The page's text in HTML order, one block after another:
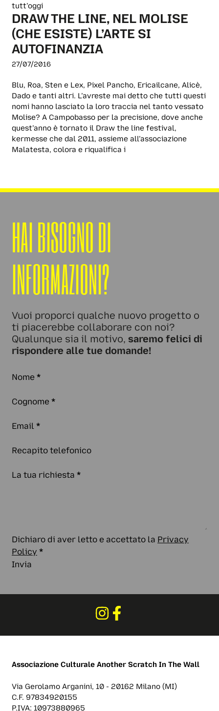
tutt’oggi
DRAW THE LINE, NEL MOLISE
(CHE ESISTE) L’ARTE SI
AUTOFINANZIA
27/07/2016
Blu, Roa, Sten e Lex, Pixel Pancho, Ericailcane, Alicè,
Dado e tanti altri. L’avreste mai detto che tutti questi
nomi hanno lasciato la loro traccia nel tanto vessato
Molise? A Campobasso per la precisione, dove anche
quest’anno è tornato il Draw the line festival,
kermesse che dal 2011, assieme all’associazione
Malatesta, colora e riqualifica i
HAI BISOGNO DI
INFORMAZIONI?
Vuoi proporci qualche nuovo progetto o
ti piacerebbe collaborare con noi?
Qualunque sia il motivo, saremo felici di
rispondere alle tue domande!
Nome *
Cognome *
Email *
Recapito telefonico
La tua richiesta *
Dichiaro di aver letto e accettato la Privacy
Policy *
Invia
Associazione Culturale Another Scratch In The Wall
Via Gerolamo Arganini, 10 - 20162 Milano (MI)
C.F. 97834920155
P.IVA: 10973880965